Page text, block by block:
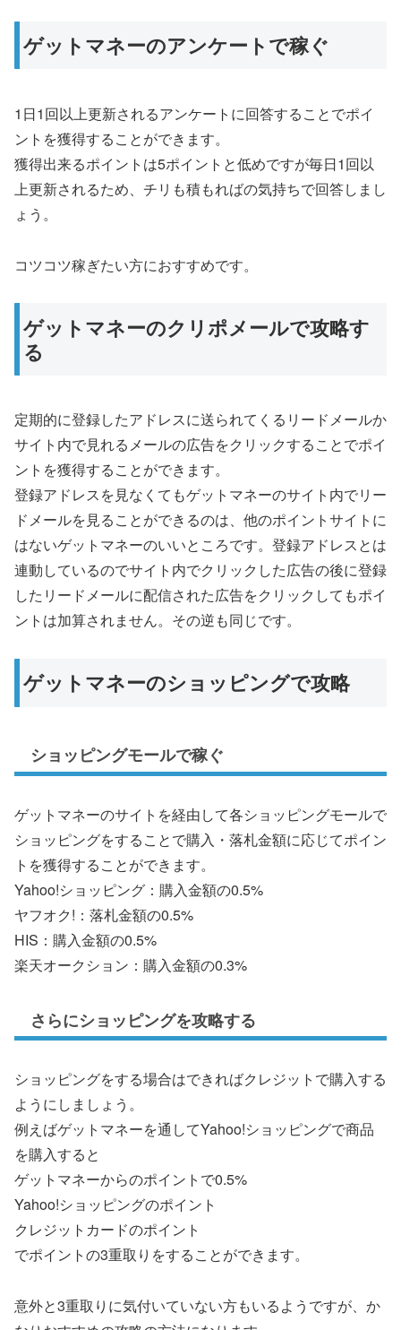
ゲットマネーのアンケートで稼ぐ
1日1回以上更新されるアンケートに回答することでポイ
ントを獲得することができます。
獲得出来るポイントは5ポイントと低めですが毎日1回以
上更新されるため、チリも積もればの気持ちで回答しまし
ょう。
コツコツ稼ぎたい方におすすめです。
ゲットマネーのクリポメールで攻略す
る
定期的に登録したアドレスに送られてくるリードメールか
サイト内で見れるメールの広告をクリックすることでポイ
ントを獲得することができます。
登録アドレスを見なくてもゲットマネーのサイト内でリー
ドメールを見ることができるのは、他のポイントサイトに
はないゲットマネーのいいところです。登録アドレスとは
連動しているのでサイト内でクリックした広告の後に登録
したリードメールに配信された広告をクリックしてもポイ
ントは加算されません。その逆も同じです。
ゲットマネーのショッピングで攻略
ショッピングモールで稼ぐ
ゲットマネーのサイトを経由して各ショッピングモールで
ショッピングをすることで購入・落札金額に応じてポイン
トを獲得することができます。
Yahoo!ショッピング：購入金額の0.5%
ヤフオク!：落札金額の0.5%
HIS：購入金額の0.5%
楽天オークション：購入金額の0.3%
さらにショッピングを攻略する
ショッピングをする場合はできればクレジットで購入する
ようにしましょう。
例えばゲットマネーを通してYahoo!ショッピングで商品
を購入すると
ゲットマネーからのポイントで0.5%
Yahoo!ショッピングのポイント
クレジットカードのポイント
でポイントの3重取りをすることができます。
意外と3重取りに気付いていない方もいるようですが、か